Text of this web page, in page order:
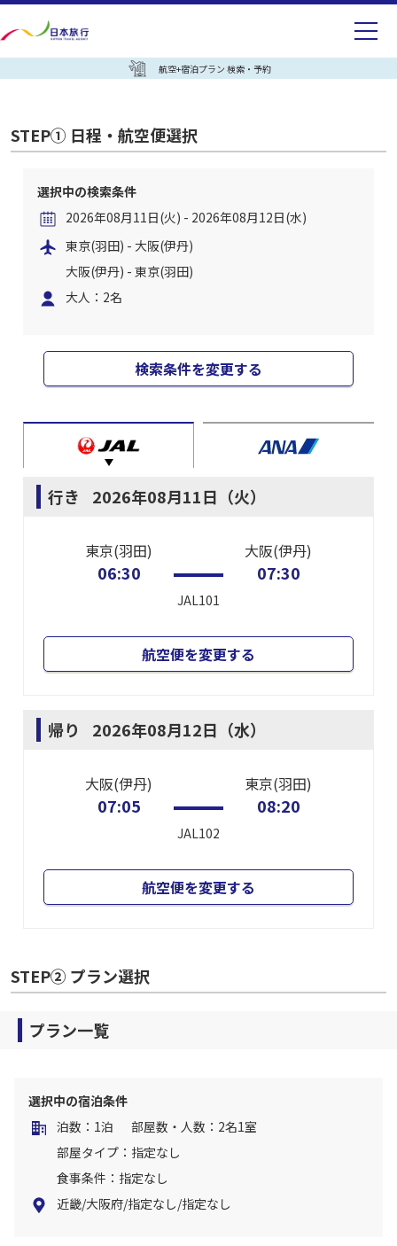
航空+宿泊プラン 検索・予約
STEP① 日程・航空便選択
選択中の検索条件
2026年08月11日(火) - 2026年08月12日(水)
東京(羽田) - 大阪(伊丹)
大阪(伊丹) - 東京(羽田)
大人：2名
検索条件を変更する
行き 2026年08月11日（火）
東京(羽田)
06:30
JAL101
大阪(伊丹)
07:30
航空便を変更する
帰り 2026年08月12日（水）
大阪(伊丹)
07:05
JAL102
東京(羽田)
08:20
航空便を変更する
STEP② プラン選択
プラン一覧
選択中の宿泊条件
泊数：1泊
部屋数・人数：2名1室
部屋タイプ：指定なし
食事条件：指定なし
近畿/大阪府/指定なし/指定なし